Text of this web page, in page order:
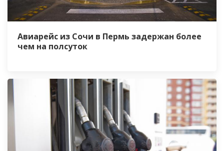
Авиарейс из Сочи в Пермь задержан более
чем на полсуток